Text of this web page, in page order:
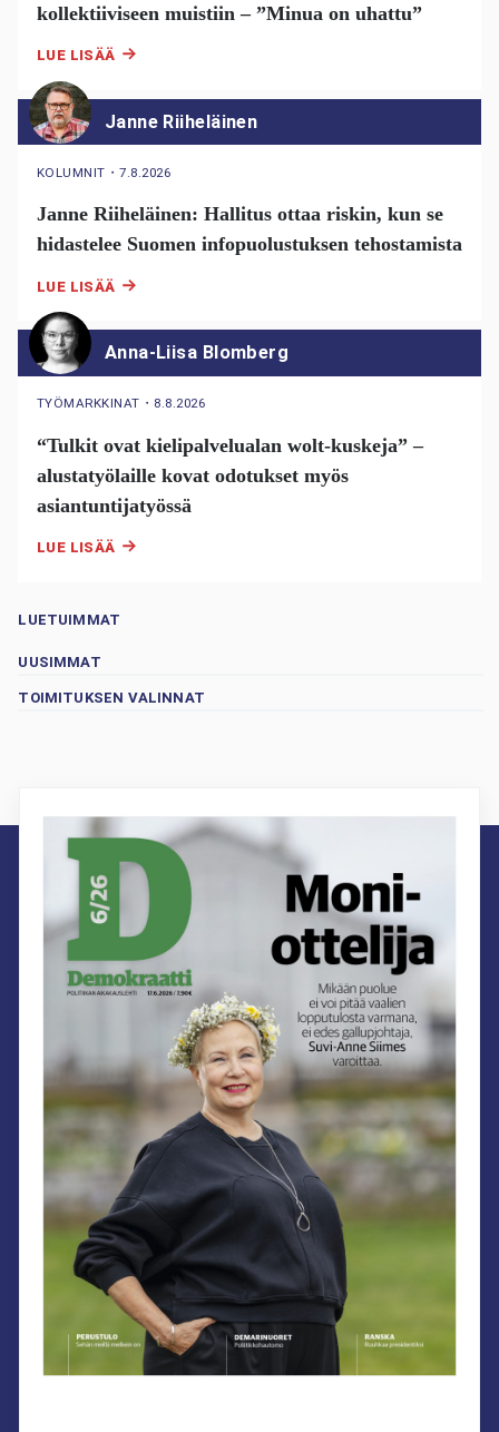
kollektiiviseen muistiin – ”Minua on uhattu”
LUE LISÄÄ
Janne Riiheläinen
KOLUMNIT ・7.8.2026
Janne Riiheläinen: Hallitus ottaa riskin, kun se
hidastelee Suomen infopuolustuksen tehostamista
LUE LISÄÄ
Anna-Liisa Blomberg
TYÖMARKKINAT ・ 8.8.2026
“Tulkit ovat kielipalvelualan wolt-kuskeja” –
alustatyölaille kovat odotukset myös
asiantuntijatyössä
LUE LISÄÄ
LUETUIMMAT
UUSIMMAT
TOIMITUKSEN VALINNAT